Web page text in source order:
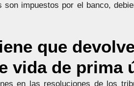
impuestos por el banco,
que
vida de prima
en las resoluciones de los